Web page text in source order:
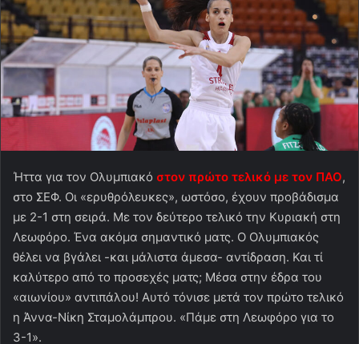
Ήττα για τον Ολυμπιακό στον πρώτο τελικό με τον ΠΑΟ,
στο ΣΕΦ. Οι «ερυθρόλευκες», ωστόσο, έχουν προβάδισμα
με 2-1 στη σειρά. Με τον δεύτερο τελικό την Κυριακή στη
Λεωφόρο. Ένα ακόμα σημαντικό ματς. Ο Ολυμπιακός
θέλει να βγάλει -και μάλιστα άμεσα- αντίδραση. Και τί
καλύτερο από το προσεχές ματς; Μέσα στην έδρα του
«αιωνίου» αντιπάλου! Αυτό τόνισε μετά τον πρώτο τελικό
η Άννα-Νίκη Σταμολάμπρου. «Πάμε στη Λεωφόρο για το
3-1».